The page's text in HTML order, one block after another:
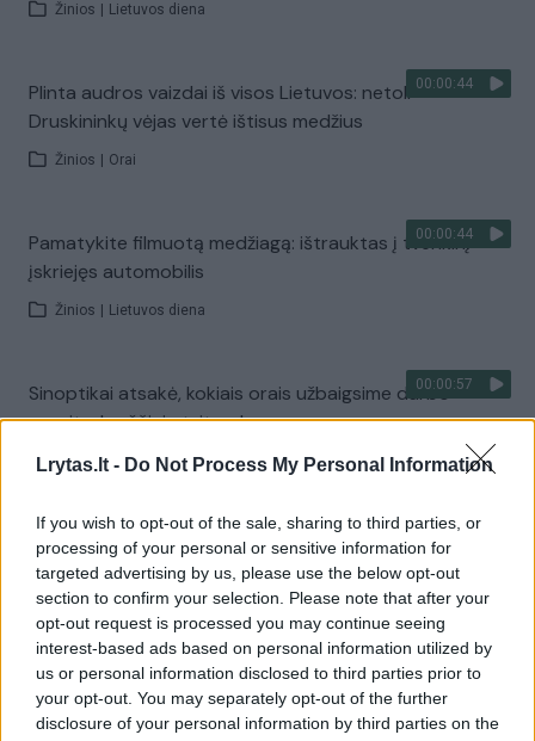
Lrytas.lt - Do Not Process My Personal Information
If you wish to opt-out of the sale, sharing to third parties, or
processing of your personal or sensitive information for
targeted advertising by us, please use the below opt-out
section to confirm your selection. Please note that after your
opt-out request is processed you may continue seeing
interest-based ads based on personal information utilized by
us or personal information disclosed to third parties prior to
your opt-out. You may separately opt-out of the further
disclosure of your personal information by third parties on the
Žinios Lietuvos diena
00:00:44
Plinta audros vaizdai iš visos Lietuvos: netoli
Druskininkų vėjas vertė ištisus medžius
Žinios Orai
00:00:44
Pamatykite filmuotą medžiagą: ištrauktas į tvenkinį
įskriejęs automobilis
Žinios Lietuvos diena
00:00:57
Sinoptikai atsakė, kokiais orais užbaigsime darbo
savaitę: karščiai atsitrauks
Žinios | Orai
Visi įrašai
Žiūrimiausi įrašai
00:00:30